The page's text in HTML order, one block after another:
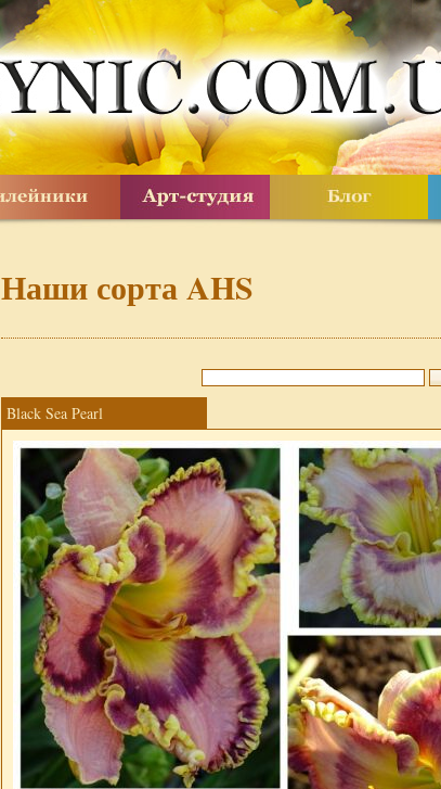
Наши сорта AHS
Black Sea Pearl